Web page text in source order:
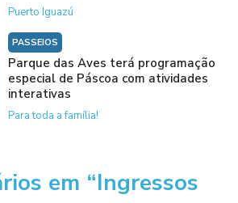
Puerto Iguazú
PASSEIOS
Parque das Aves terá programação
especial de Páscoa com atividades
interativas
Para toda a família!
em “Ingressos